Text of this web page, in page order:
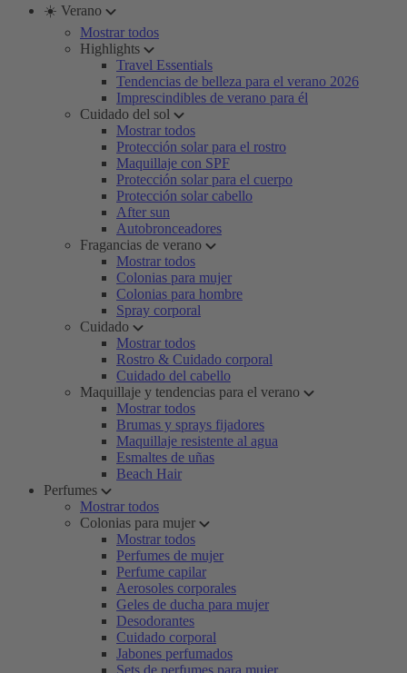
☀️ Verano
Mostrar todos
Highlights
Travel Essentials
Tendencias de belleza para el verano 2026
Imprescindibles de verano para él
Cuidado del sol
Mostrar todos
Protección solar para el rostro
Maquillaje con SPF
Protección solar para el cuerpo
Protección solar cabello
After sun
Autobronceadores
Fragancias de verano
Mostrar todos
Colonias para mujer
Colonias para hombre
Spray corporal
Cuidado
Mostrar todos
Rostro & Cuidado corporal
Cuidado del cabello
Maquillaje y tendencias para el verano
Mostrar todos
Brumas y sprays fijadores
Maquillaje resistente al agua
Esmaltes de uñas
Beach Hair
Perfumes
Mostrar todos
Colonias para mujer
Mostrar todos
Perfumes de mujer
Perfume capilar
Aerosoles corporales
Geles de ducha para mujer
Desodorantes
Cuidado corporal
Jabones perfumados
Sets de perfumes para mujer